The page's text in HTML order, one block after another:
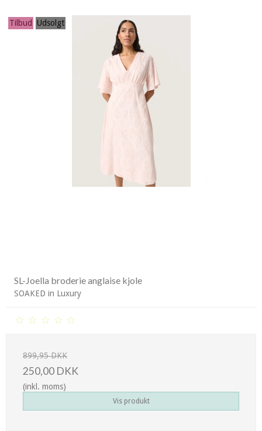
Tilbud Udsolgt
SL-Joella broderie anglaise kjole
SOAKED in Luxury
899,95 DKK
250,00 DKK
(inkl. moms)
Vis produkt